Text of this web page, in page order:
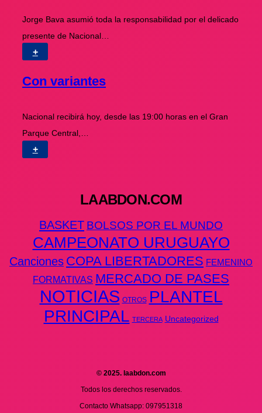
Jorge Bava asumió toda la responsabilidad por el delicado
presente de Nacional…
+
Con variantes
Nacional recibirá hoy, desde las 19:00 horas en el Gran
Parque Central,…
+
LAABDON.COM
BASKET BOLSOS POR EL MUNDO
CAMPEONATO URUGUAYO
Canciones COPA LIBERTADORES FEMENINO
FORMATIVAS MERCADO DE PASES
NOTICIAS OTROS PLANTEL
PRINCIPAL TERCERA Uncategorized
© 2025. laabdon.com
Todos los derechos reservados.
Contacto Whatsapp: 097951318